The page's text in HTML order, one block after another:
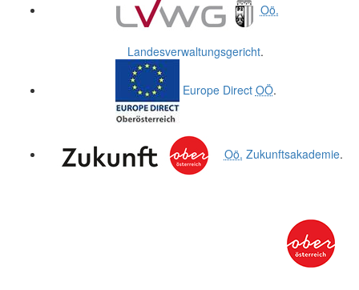
Oö.
Landesverwaltungsgericht.
Europe Direct OÖ.
Oö. Zukunftsakademie.